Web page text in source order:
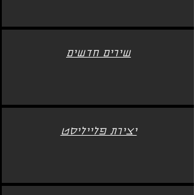
שירים חדשים
יצירת פלייליסט